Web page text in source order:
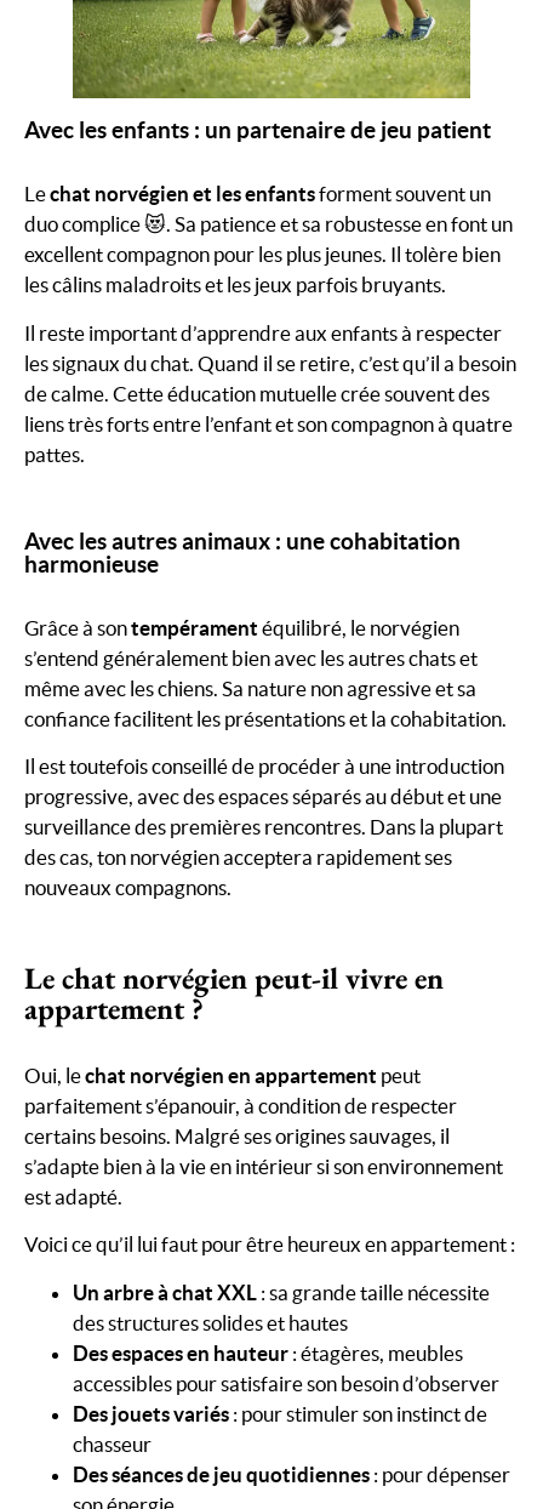
Avec les enfants : un partenaire de jeu patient
Lechat norvégien et les enfantsforment souvent un
duo complice 😻. Sa patience et sa robustesse en font un
excellent compagnon pour les plus jeunes. Il tolère bien
les câlins maladroits et les jeux parfois bruyants.
Il reste important d’apprendre aux enfants à respecter
les signaux du chat. Quand il se retire, c’est qu’il a besoin
de calme. Cette éducation mutuelle crée souvent des
liens très forts entre l’enfant et son compagnon à quatre
pattes.
Avec les autres animaux : une cohabitation
harmonieuse
Grâce à sontempérament équilibré, le norvégien
s’entend généralement bien avec les autres chats et
même avec les chiens. Sa nature non agressive et sa
confiance facilitent les présentations et la cohabitation.
Il est toutefois conseillé de procéder à une introduction
progressive, avec des espaces séparés au début et une
surveillance des premières rencontres. Dans la plupart
des cas, ton norvégien acceptera rapidement ses
nouveaux compagnons.
Le chat norvégien peut-il vivre en
appartement ?
Oui, lechat norvégien en appartement peut
parfaitement s’épanouir, à condition de respecter
certains besoins. Malgré ses origines sauvages, il
s’adapte bien à la vie en intérieur si son environnement
est adapté.
Voici ce qu’il lui faut pour être heureux en appartement :
Un arbre à chat XXL : sa grande taille nécessite
des structures solides et hautes
Des espaces en hauteur : étagères, meubles
accessibles pour satisfaire son besoin d’observer
Des jouets variés : pour stimuler son instinct de
chasseur
Des séances de jeu quotidiennes : pour dépenser